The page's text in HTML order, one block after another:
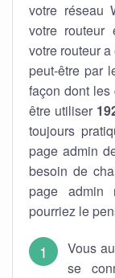
votre réseau
votre routeur
votre routeur
peut-être par
façon dont les
être utiliser
toujours
page admin
besoin de
page admin
pourriez le
Vous
se